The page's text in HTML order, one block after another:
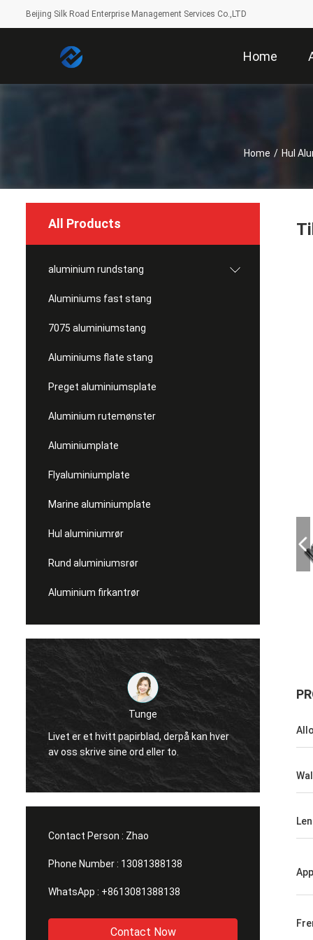
Beijing Silk Road Enterprise Management Services Co.,LTD
Home
Home / Hul
All Products
aluminium rundstang
Aluminiums fast stang
7075 aluminiumstang
Aluminiums flate stang
Preget aluminiumsplate
Aluminium rutemønster
Aluminiumplate
Flyaluminiumplate
Marine aluminiumplate
Hul aluminiumrør
Rund aluminiumsrør
Aluminium firkantrør
Tunge
Livet er et hvitt papirblad, derpå kan hver
av oss skrive sine ord eller to.
Gode
melkeflasker
Contact Person : Zhao
Phone Number : 13081388138
WhatsApp : +8613081388138
Contact Now